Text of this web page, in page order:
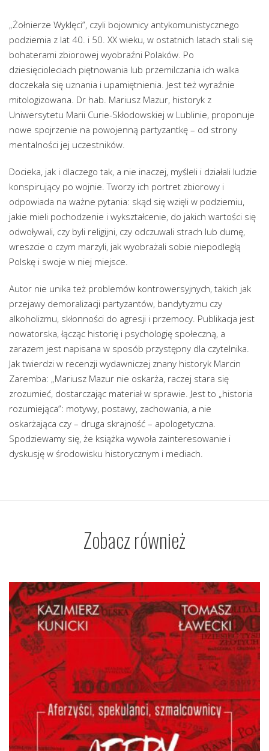
„Żołnierze Wyklęci”, czyli bojownicy antykomunistycznego
podziemia z lat 40. i 50. XX wieku, w ostatnich latach stali się
bohaterami zbiorowej wyobraźni Polaków. Po
dziesięcioleciach piętnowania lub przemilczania ich walka
doczekała się uznania i upamiętnienia. Jest też wyraźnie
mitologizowana. Dr hab. Mariusz Mazur, historyk z
Uniwersytetu Marii Curie-Skłodowskiej w Lublinie, proponuje
nowe spojrzenie na powojenną partyzantkę – od strony
mentalności jej uczestników.
Docieka, jak i dlaczego tak, a nie inaczej, myśleli i działali ludzie
konspirujący po wojnie. Tworzy ich portret zbiorowy i
odpowiada na ważne pytania: skąd się wzięli w podziemiu,
jakie mieli pochodzenie i wykształcenie, do jakich wartości się
odwoływali, czy byli religijni, czy odczuwali strach lub dumę,
wreszcie o czym marzyli, jak wyobrażali sobie niepodległą
Polskę i swoje w niej miejsce.
Autor nie unika też problemów kontrowersyjnych, takich jak
przejawy demoralizacji partyzantów, bandytyzmu czy
alkoholizmu, skłonności do agresji i przemocy. Publikacja jest
nowatorska, łącząc historię i psychologię społeczną, a
zarazem jest napisana w sposób przystępny dla czytelnika.
Jak twierdzi w recenzji wydawniczej znany historyk Marcin
Zaremba: „Mariusz Mazur nie oskarża, raczej stara się
zrozumieć, dostarczając materiał w sprawie. Jest to „historia
rozumiejąca”: motywy, postawy, zachowania, a nie
oskarżająca czy – druga skrajność – apologetyczna.
Spodziewamy się, że książka wywoła zainteresowanie i
dyskusję w środowisku historycznym i mediach.
Zobacz również